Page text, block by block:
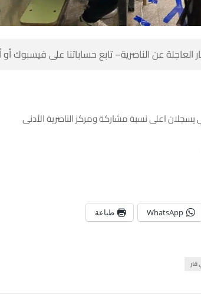
عن الناصرية– تابع حساباتنا على فيسبوك
اعلى نسبة مشاركة ومركز الناصرية الأدنى
WhatsApp طباعة